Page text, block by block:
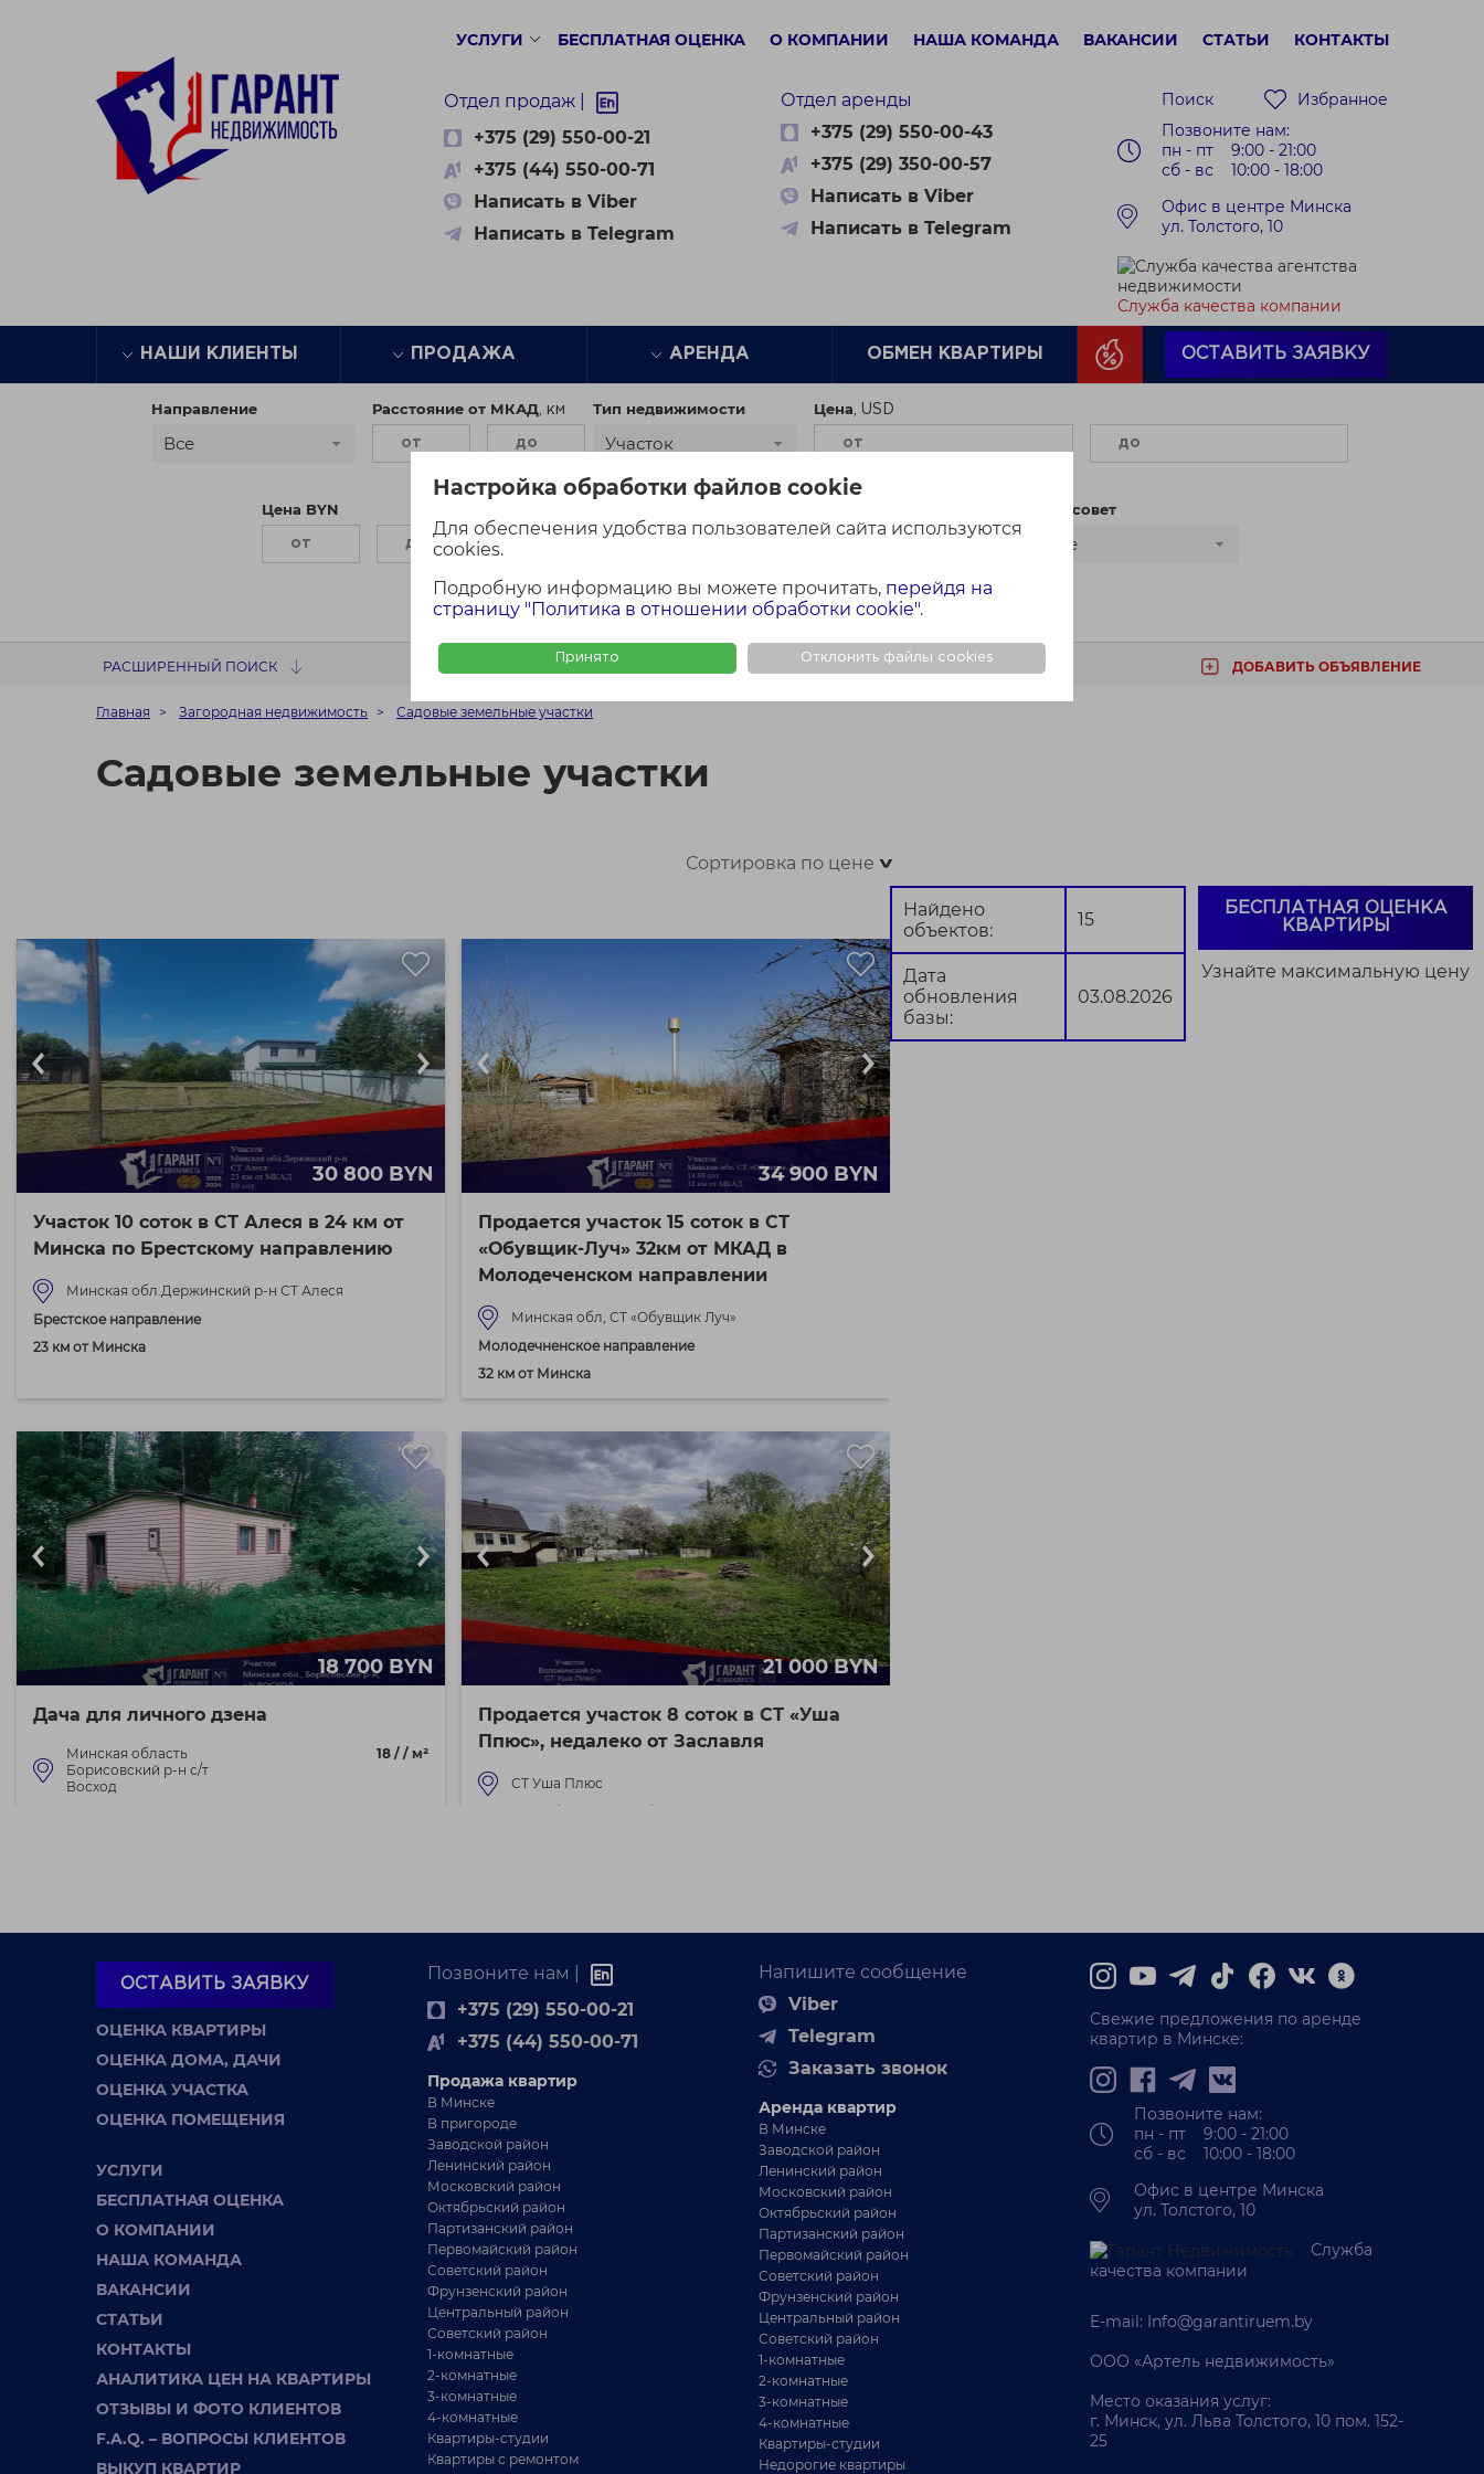
Настройка обработки файлов cookie
Для обеспечения удобства пользователей сайта используются
cookies.
Подробную информацию вы можете прочитать, перейдя на
страницу "Политика в отношении обработки cookie".
Принято Отклонить файлы cookies
УСЛУГИ БЕСПЛАТНАЯ ОЦЕНКА О КОМПАНИИ НАША КОМАНДА ВАКАНСИИ СТАТЬИ КОНТАКТЫ
Отдел продаж |
+375 (29) 550-00-21
+375 (44) 550-00-71
Написать в Viber
Написать в Telegram
Отдел аренды
+375 (29) 550-00-43
+375 (29) 350-00-57
Написать в Viber
Написать в Telegram
Поиск
Избранное
Позвоните нам:
пн - пт 9:00 - 21:00
сб - вс 10:00 - 18:00
Офис в центре Минска
ул. Толстого, 10
Служба качества компании
НАШИ КЛИЕНТЫ ПРОДАЖА АРЕНДА ОБМЕН КВАРТИРЫ ОСТАВИТЬ ЗАЯВКУ
Направление
Все
Расстояние от МКАД Тип недвижимости
Участок
Цена
Цена BYN Сельсовет
Все
Найти Сбросить
РАСШИРЕННЫЙ ПОИСК ФОТО + КАРТА ФОТО КАРТА ДОБАВИТЬ ОБЪЯВЛЕНИЕ
Главная Загородная недвижимость Садовые земельные участки
Садовые земельные участки
Сортировка по цене>
30 800 BYN
Участок 10 соток в СТ Алеся в 24 км от
Минска по Брестскому направлению
Минская обл.Держинский р-н СТ Алеся
Брестское направление
23 км от Минска
34 900 BYN
Продается участок 15 соток в СТ
«Обувщик-Луч» 32км от МКАД в
Молодеченском направлении
Минская обл, СТ «Обувщик Луч»
Молодечненское направление
32 км от Минска
18 700 BYN
Дача для личного дзена
Минская область
Борисовский р-н с/т
Восход
18 / / м²
21 000 BYN
Продается участок 8 соток в СТ «Уша
Ппюс», недалеко от Заславля
СТ Уша Плюс
51 602 BYN
Продается два участка с хоз.блоком в СТ
«ВАСИЛЕК».
Минская область Дзержинский р-н с/т Василек
Брестское направление
21 634 BYN
Продается ровный благоустроенный
земельный участок площадью 15 соток в
36 километрах от МКАД
Минская область Узденский р-н с/т Солнечное-2010
Слуцкое направление
41 км от Минска
Найдено
объектов:
15
Дата
обновления
базы:
03.08.2026
БЕСПЛАТНАЯ ОЦЕНКА
КВАРТИРЫ
Узнайте максимальную цену
ОСТАВИТЬ ЗАЯВКУ
ОЦЕНКА КВАРТИРЫ
ОЦЕНКА ДОМА, ДАЧИ
ОЦЕНКА УЧАСТКА
ОЦЕНКА ПОМЕЩЕНИЯ
УСЛУГИ
БЕСПЛАТНАЯ ОЦЕНКА
О КОМПАНИИ
НАША КОМАНДА
ВАКАНСИИ
СТАТЬИ
КОНТАКТЫ
АНАЛИТИКА ЦЕН НА КВАРТИРЫ
ОТЗЫВЫ И ФОТО КЛИЕНТОВ
F.A.Q. – ВОПРОСЫ КЛИЕНТОВ
ВЫКУП КВАРТИР
Позвоните нам |
+375 (29) 550-00-21
+375 (44) 550-00-71
Продажа квартир
В Минске
В пригороде
Заводской район
Ленинский район
Московский район
Октябрьский район
Партизанский район
Первомайский район
Советский район
Фрунзенский район
Центральный район
Советский район
1-комнатные
2-комнатные
3-комнатные
4-комнатные
Квартиры-студии
Квартиры с ремонтом
Напишите сообщение
Viber
Telegram
Заказать звонок
Аренда квартир
В Минске
Заводской район
Ленинский район
Московский район
Октябрьский район
Партизанский район
Первомайский район
Советский район
Фрунзенский район
Центральный район
Советский район
1-комнатные
2-комнатные
3-комнатные
4-комнатные
Квартиры-студии
Недорогие квартиры
Свежие предложения по аренде
квартир в Минске:
Позвоните нам:
пн - пт 9:00 - 21:00
сб - вс 10:00 - 18:00
Офис в центре Минска
ул. Толстого, 10
Служба
качества компании
E-mail: Info@garantiruem.by
ООО «Артель недвижимость»
Место оказания услуг:
г. Минск, ул. Льва Толстого, 10 пом. 152-
25